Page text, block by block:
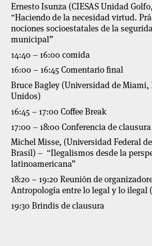
Ernesto Isunza (CIESAS Unidad
“Haciendo de la necesidad virtud.
nociones socioestatales de la
municipal”
14:40 – 16:00 comida
16:00 – 16:45 Comentario final
Bruce Bagley (Universidad de Miami,
Unidos)
16:45 – 17:00 Coffee Break
17:00 – 18:00 Conferencia de clausura
Michel Misse, (Universidad Federal
Brasil) – “Ilegalismos desde la
latinoamericana”
18:20 – 19:20 Reunión de
Antropología entre lo legal y lo ilegal
19:30 Brindis de clausura